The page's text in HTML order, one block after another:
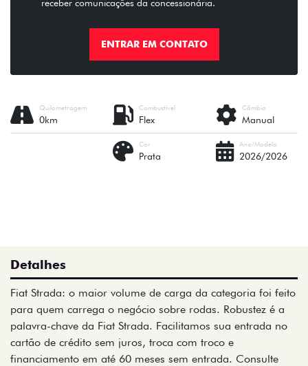
receber comunicações da concessionária.
ENTRAR EM CONTATO
Câmbio
Manual
Combustível
Flex
Quilometragem
0km
Ano/Modelo
2026/2026
Cor
Prata
Detalhes
Fiat Strada: o maior volume de carga da categoria foi feito
para quem carrega o negócio sobre rodas. Robustez é a
palavra-chave da Fiat Strada. Facilitamos sua entrada no
cartão de crédito sem juros, troca com troco e
financiamento em até 60 meses sem entrada. Consulte